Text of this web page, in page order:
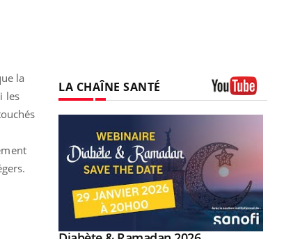
la
les
LA CHAÎNE SANTÉ